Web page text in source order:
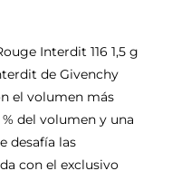
Interdit 116 1,5 g
de Givenchy
el volumen más
del volumen y una
desafía las
con el exclusivo